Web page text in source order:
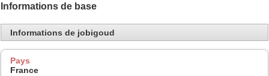
Informations de base
Informations de jobigoud
Pays
France